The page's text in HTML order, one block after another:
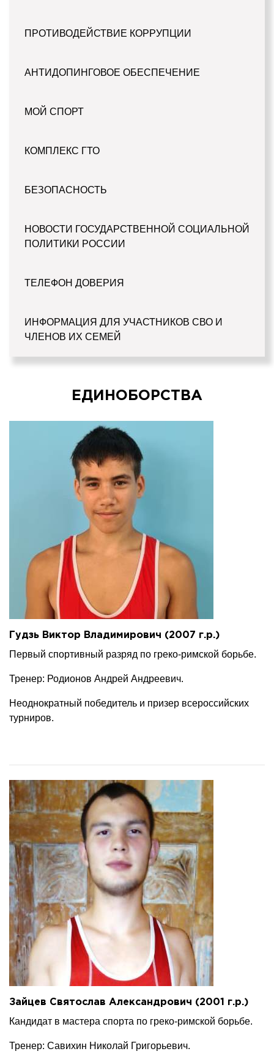
ПРОТИВОДЕЙСТВИЕ КОРРУПЦИИ
АНТИДОПИНГОВОЕ ОБЕСПЕЧЕНИЕ
МОЙ СПОРТ
КОМПЛЕКС ГТО
БЕЗОПАСНОСТЬ
НОВОСТИ ГОСУДАРСТВЕННОЙ СОЦИАЛЬНОЙ
ПОЛИТИКИ РОССИИ
ТЕЛЕФОН ДОВЕРИЯ
ИНФОРМАЦИЯ ДЛЯ УЧАСТНИКОВ СВО И
ЧЛЕНОВ ИХ СЕМЕЙ
ЕДИНОБОРСТВА
Гудзь Виктор Владимирович (2007 г.р.)
Первый спортивный разряд по греко-римской борьбе.
Тренер: Родионов Андрей Андреевич.
Неоднократный победитель и призер всероссийских
турниров.
Зайцев Святослав Александрович (2001 г.р.)
Кандидат в мастера спорта по греко-римской борьбе.
Тренер: Савихин Николай Григорьевич.